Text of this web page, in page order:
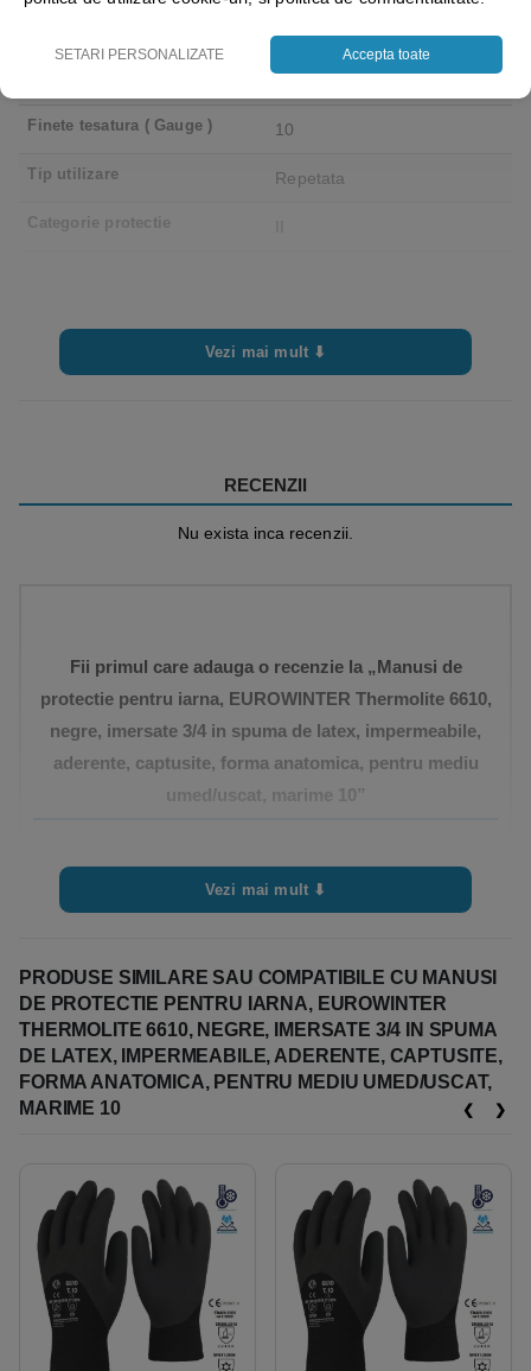
Negru
Finete tesatura ( Gauge ) 10
Tip utilizare Repetata
Categorie protectie
Vezi mai mult ⬇
RECENZII
Nu exista inca recenzii.
Fii primul care adauga o recenzie la „Manusi de
protectie pentru iarna, EUROWINTER Thermolite 6610,
negre, imersate 3/4 in spuma de latex, impermeabile,
aderente, captusite, forma anatomica, pentru mediu
umed/uscat, marime 10”
Vezi mai mult ⬇
PRODUSE SIMILARE SAU COMPATIBILE CU MANUSI
DE PROTECTIE PENTRU IARNA, EUROWINTER
THERMOLITE 6610, NEGRE, IMERSATE 3/4 IN SPUMA
DE LATEX, IMPERMEABILE, ADERENTE, CAPTUSITE,
FORMA ANATOMICA, PENTRU MEDIU UMED/USCAT,
MARIME 10
SETARI PERSONALIZATE Accepta toate